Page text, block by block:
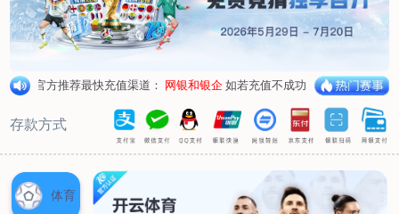
烤箱纸
蜡纸
防油纸
糖果包装纸
汉堡包装纸
包肉纸
吸油纸
新闻展示